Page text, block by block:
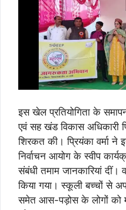
इस खेल प्रतियोगिता के
एवं सह खंड विकास अधिकारी
शिरकत की। प्रियंका वर्मा ने
निर्वाचन आयोग के स्वीप
संबंधी तमाम जानकारियां
किया गया। स्कूली बच्चों से
समेत आस-पड़ोस के लोगों को